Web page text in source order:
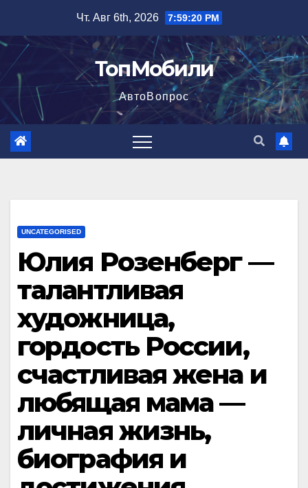
содержимому
Чт. Авг 6th, 2026 7:59:22 PM
ТопМобили
АвтоВопрос
UNCATEGORISED
Юлия Розенберг —
талантливая
художница,
гордость России,
счастливая жена и
любящая мама —
личная жизнь,
биография и